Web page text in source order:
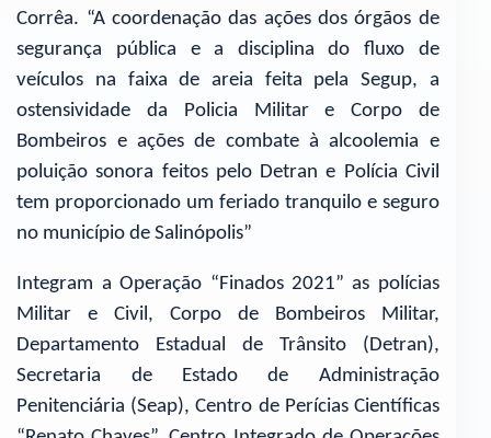
Corrêa. “A coordenação das ações dos órgãos de
segurança pública e a disciplina do fluxo de
veículos na faixa de areia feita pela Segup, a
ostensividade da Policia Militar e Corpo de
Bombeiros e ações de combate à alcoolemia e
poluição sonora feitos pelo Detran e Polícia Civil
tem proporcionado um feriado tranquilo e seguro
no município de Salinópolis”
Integram a Operação “Finados 2021” as polícias
Militar e Civil, Corpo de Bombeiros Militar,
Departamento Estadual de Trânsito (Detran),
Secretaria de Estado de Administração
Penitenciária (Seap), Centro de Perícias Científicas